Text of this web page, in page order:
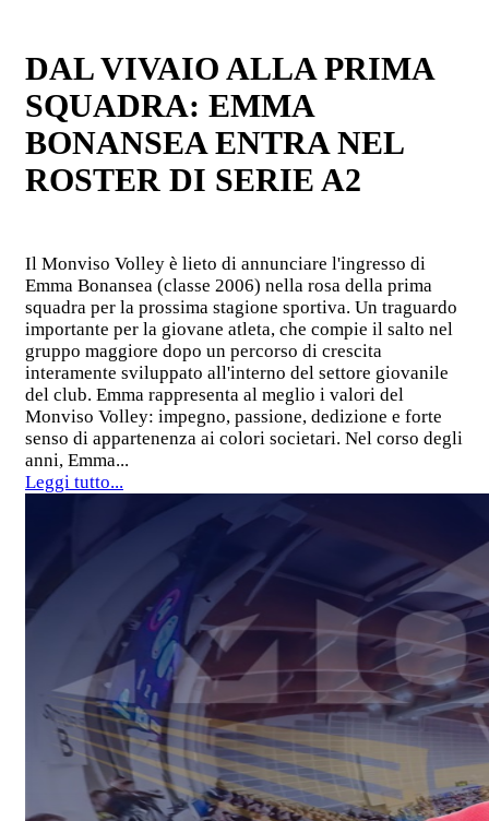
DAL VIVAIO ALLA PRIMA
SQUADRA: EMMA
BONANSEA ENTRA NEL
ROSTER DI SERIE A2
Il Monviso Volley è lieto di annunciare l'ingresso di
Emma Bonansea (classe 2006) nella rosa della prima
squadra per la prossima stagione sportiva. Un traguardo
importante per la giovane atleta, che compie il salto nel
gruppo maggiore dopo un percorso di crescita
interamente sviluppato all'interno del settore giovanile
del club. Emma rappresenta al meglio i valori del
Monviso Volley: impegno, passione, dedizione e forte
senso di appartenenza ai colori societari. Nel corso degli
anni, Emma...
Leggi tutto...